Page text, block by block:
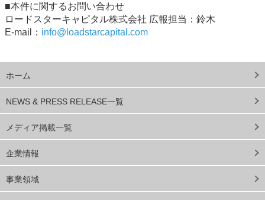
ホーム
NEWS & PRESS RELEASE一覧
メディア掲載一覧
企業情報
事業領域
■本件に関するお問い合わせ
ロードスターキャピタル株式会社 広報担当：鈴木
E-mail： info@loadstarcapital.com